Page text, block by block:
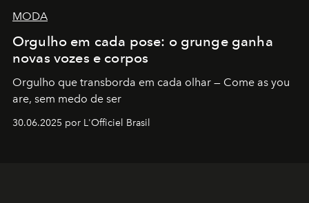
MODA
Orgulho em cada pose: o grunge ganha
novas vozes e corpos
Orgulho que transborda em cada olhar — Come as you
are, sem medo de ser
30.06.2025 por L'Officiel Brasil